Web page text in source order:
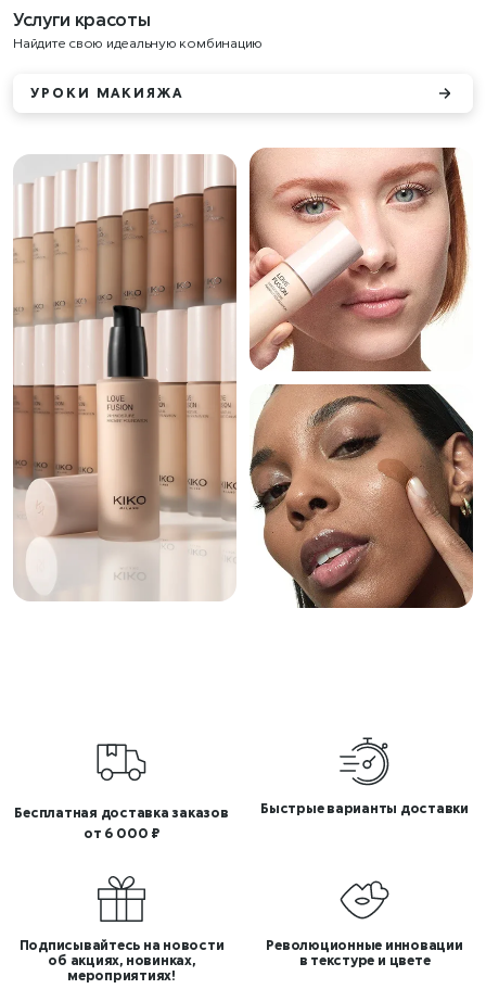
Услуги красоты
Найдите свою идеальную комбинацию
УРОКИ МАКИЯЖА
Бесплатная доставка заказов
от 6 000 ₽
Быстрые варианты доставки
Подписывайтесь на новости
об акциях, новинках,
мероприятиях!
Революционные инновации
в текстуре и цвете